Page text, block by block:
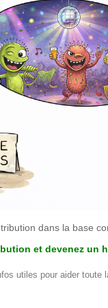
dans la base
et devenez un
utiles pour aider toute